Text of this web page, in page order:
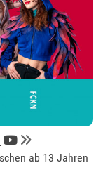
ab 13 Jahren